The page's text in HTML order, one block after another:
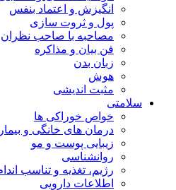
انگیزش و اعتماد بنفس
پول و ثروت سازی
مصاحبه با صاحب نظران
فن بیان و مذاکره
زبان بدن
هوش
مثبت اندیشی
سلامتی
خواص خوراکی ها
درمان های خانگی و
زیبایی پوست و مو
روانشناسی
رژیم، تغذیه و تناسب
اطلاعات دارویی